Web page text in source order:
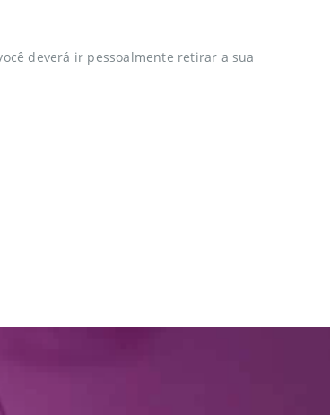
deverá ir pessoalmente retirar a sua